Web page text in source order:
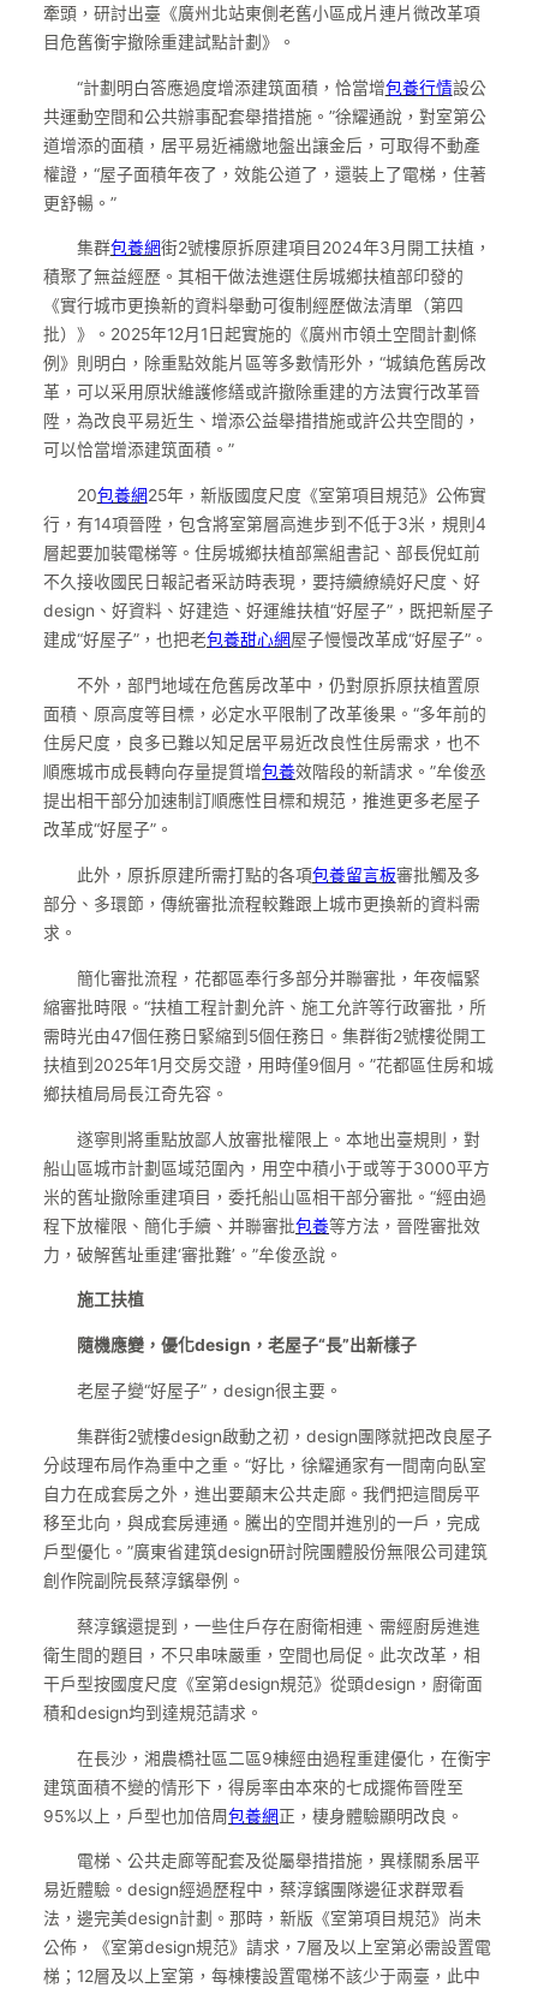
牽頭，研討出臺《廣州北站東側老舊小區成片連片微改革項
目危舊衡宇撤除重建試點計劃》。
“計劃明白答應過度增添建筑面積，恰當增包養行情設公
共運動空間和公共辦事配套舉措措施。”徐耀通說，對室第公
道增添的面積，居平易近補繳地盤出讓金后，可取得不動產
權證，“屋子面積年夜了，效能公道了，還裝上了電梯，住著
更舒暢。”
集群包養網街2號樓原拆原建項目2024年3月開工扶植，
積聚了無益經歷。其相干做法進選住房城鄉扶植部印發的
《實行城市更換新的資料舉動可復制經歷做法清單（第四
批）》。2025年12月1日起實施的《廣州市領土空間計劃條
例》則明白，除重點效能片區等多數情形外，“城鎮危舊房改
革，可以采用原狀維護修繕或許撤除重建的方法實行改革晉
陞，為改良平易近生、增添公益舉措措施或許公共空間的，
可以恰當增添建筑面積。”
20包養網25年，新版國度尺度《室第項目規范》公佈實
行，有14項晉陞，包含將室第層高進步到不低于3米，規則4
層起要加裝電梯等。住房城鄉扶植部黨組書記、部長倪虹前
不久接收國民日報記者采訪時表現，要持續繚繞好尺度、好
design、好資料、好建造、好運維扶植“好屋子”，既把新屋子
建成“好屋子”，也把老包養甜心網屋子慢慢改革成“好屋子”。
不外，部門地域在危舊房改革中，仍對原拆原扶植置原
面積、原高度等目標，必定水平限制了改革後果。“多年前的
住房尺度，良多已難以知足居平易近改良性住房需求，也不
順應城市成長轉向存量提質增包養效階段的新請求。”牟俊丞
提出相干部分加速制訂順應性目標和規范，推進更多老屋子
改革成“好屋子”。
此外，原拆原建所需打點的各項包養留言板審批觸及多
部分、多環節，傳統審批流程較難跟上城市更換新的資料需
求。
簡化審批流程，花都區奉行多部分并聯審批，年夜幅緊
縮審批時限。“扶植工程計劃允許、施工允許等行政審批，所
需時光由47個任務日緊縮到5個任務日。集群街2號樓從開工
扶植到2025年1月交房交證，用時僅9個月。”花都區住房和城
鄉扶植局局長江奇先容。
遂寧則將重點放鄙人放審批權限上。本地出臺規則，對
船山區城市計劃區域范圍內，用空中積小于或等于3000平方
米的舊址撤除重建項目，委托船山區相干部分審批。“經由過
程下放權限、簡化手續、并聯審批包養等方法，晉陞審批效
力，破解舊址重建‘審批難’。”牟俊丞說。
施工扶植
隨機應變，優化design，老屋子“長”出新樣子
老屋子變“好屋子”，design很主要。
集群街2號樓design啟動之初，design團隊就把改良屋子
分歧理布局作為重中之重。“好比，徐耀通家有一間南向臥室
自力在成套房之外，進出要顛末公共走廊。我們把這間房平
移至北向，與成套房連通。騰出的空間并進別的一戶，完成
戶型優化。”廣東省建筑design研討院團體股份無限公司建筑
創作院副院長蔡淳鑌舉例。
蔡淳鑌還提到，一些住戶存在廚衛相連、需經廚房進進
衛生間的題目，不只串味嚴重，空間也局促。此次改革，相
干戶型按國度尺度《室第design規范》從頭design，廚衛面
積和design均到達規范請求。
在長沙，湘農橋社區二區9棟經由過程重建優化，在衡宇
建筑面積不變的情形下，得房率由本來的七成擺佈晉陞至
95%以上，戶型也加倍周包養網正，棲身體驗顯明改良。
電梯、公共走廊等配套及從屬舉措措施，異樣關系居平
易近體驗。design經過歷程中，蔡淳鑌團隊邊征求群眾看
法，邊完美design計劃。那時，新版《室第項目規范》尚未
公佈，《室第design規范》請求，7層及以上室第必需設置電
梯；12層及以上室第，每棟樓設置電梯不該少于兩臺，此中